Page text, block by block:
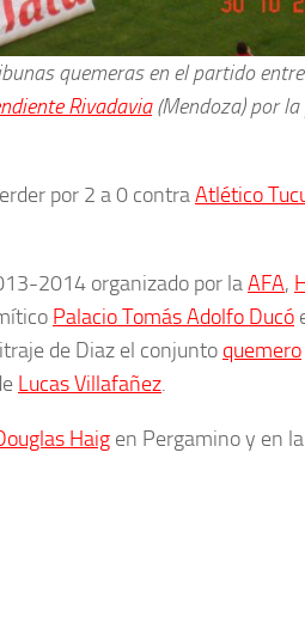
quemeras en el partido
Rivadavia(Mendoza) por la
por 2 a 0 contraAtlético
2014 organizado por laAFA,
Palacio Tomás Adolfo Ducó
de Diaz el conjunto quemero
Lucas Villafañez.
Haig en Pergamino y en